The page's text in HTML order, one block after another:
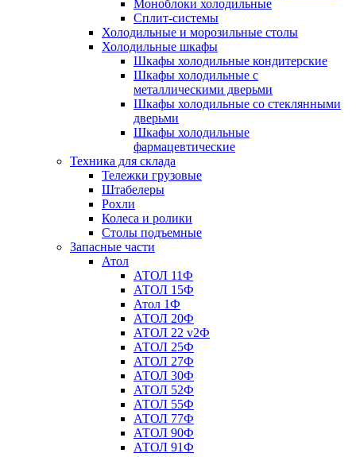
Моноблоки холодильные
Сплит-системы
Холодильные и морозильные столы
Холодильные шкафы
Шкафы холодильные кондитерские
Шкафы холодильные с
металлическими дверьми
Шкафы холодильные со стеклянными
дверьми
Шкафы холодильные
фармацевтические
Техника для склада
Тележки грузовые
Штабелеры
Рохли
Колеса и ролики
Столы подъемные
Запасные части
Атол
АТОЛ 11Ф
АТОЛ 15Ф
Атол 1Ф
АТОЛ 20Ф
АТОЛ 22 v2Ф
АТОЛ 25Ф
АТОЛ 27Ф
АТОЛ 30Ф
АТОЛ 52Ф
АТОЛ 55Ф
АТОЛ 77Ф
АТОЛ 90Ф
АТОЛ 91Ф